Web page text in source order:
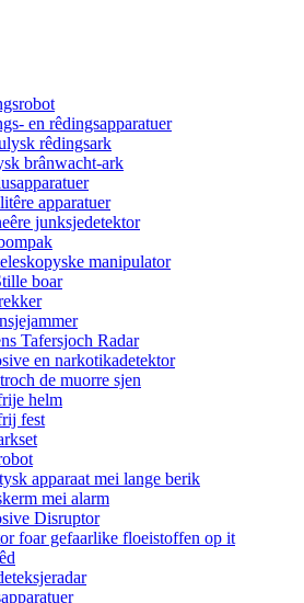
en rêdingsapparatuer
rêdingsark
brânwacht-ark
apparatuer
junksjedetektor
manipulator
boar
Tafersjoch Radar
en narkotikadetektor
de muorre sjen
helm
fest
apparaat mei lange berik
mei alarm
Disruptor
foar gefaarlike floeistoffen op it